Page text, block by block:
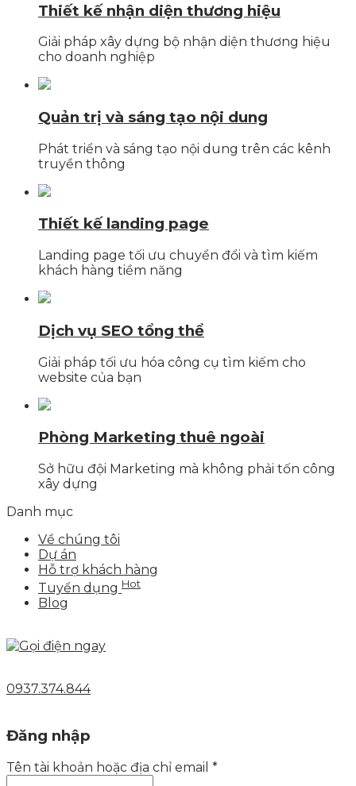
Thiết kế nhận diện thương hiệu
Giải pháp xây dựng bộ nhận diện thương hiệu
cho doanh nghiệp
Quản trị và sáng tạo nội dung
Phát triển và sáng tạo nội dung trên các kênh
truyền thông
Thiết kế landing page
Landing page tối ưu chuyển đổi và tìm kiếm
khách hàng tiềm năng
Dịch vụ SEO tổng thể
Giải pháp tối ưu hóa công cụ tìm kiếm cho
website của bạn
Phòng Marketing thuê ngoài
Sở hữu đội Marketing mà không phải tốn công
xây dựng
Danh mục
Về chúng tôi
Dự án
Hỗ trợ khách hàng
Tuyển dụng Hot
Blog
0937.374.844
Đăng nhập
Tên tài khoản hoặc địa chỉ email *